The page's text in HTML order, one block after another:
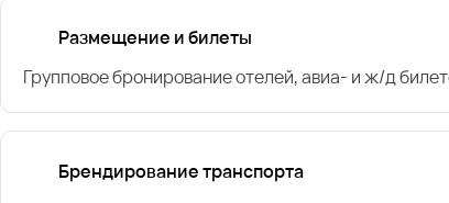
Размещение и билеты
Групповое бронирование отелей, авиа- и ж/д
Брендирование транспорта